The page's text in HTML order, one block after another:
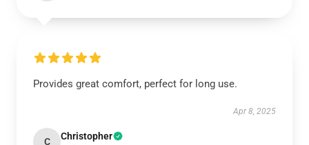
Provides great comfort, perfect for long use.
Apr 8, 2025
C Christopher